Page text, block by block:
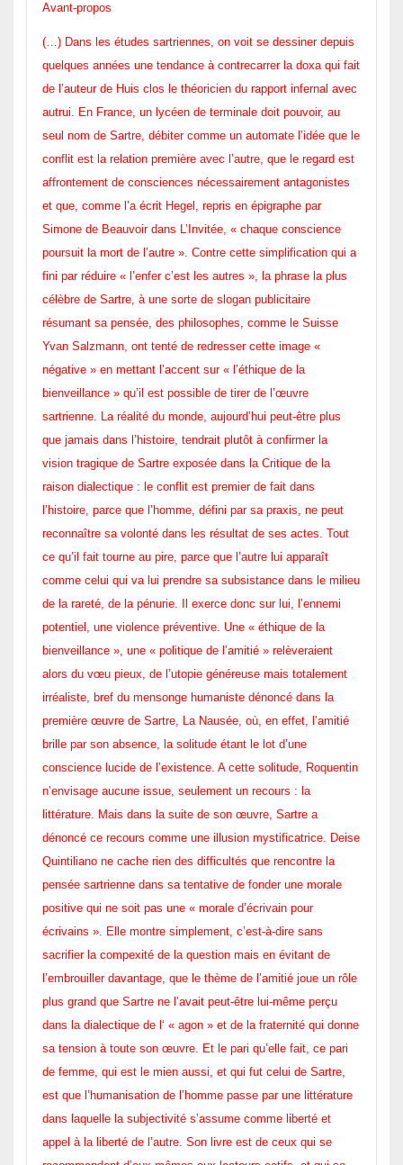
Avant-propos
(…) Dans les études sartriennes, on voit se dessiner depuis
quelques années une tendance à contrecarrer la doxa qui fait
de l’auteur de Huis clos le théoricien du rapport infernal avec
autrui. En France, un lycéen de terminale doit pouvoir, au
seul nom de Sartre, débiter comme un automate l’idée que le
conflit est la relation première avec l’autre, que le regard est
affrontement de consciences nécessairement antagonistes
et que, comme l’a écrit Hegel, repris en épigraphe par
Simone de Beauvoir dans L’Invitée, « chaque conscience
poursuit la mort de l’autre ». Contre cette simplification qui a
fini par réduire « l’enfer c’est les autres », la phrase la plus
célèbre de Sartre, à une sorte de slogan publicitaire
résumant sa pensée, des philosophes, comme le Suisse
Yvan Salzmann, ont tenté de redresser cette image «
négative » en mettant l’accent sur « l’éthique de la
bienveillance » qu’il est possible de tirer de l’œuvre
sartrienne. La réalité du monde, aujourd’hui peut-être plus
que jamais dans l’histoire, tendrait plutôt à confirmer la
vision tragique de Sartre exposée dans la Critique de la
raison dialectique : le conflit est premier de fait dans
l’histoire, parce que l’homme, défini par sa praxis, ne peut
reconnaître sa volonté dans les résultat de ses actes. Tout
ce qu’il fait tourne au pire, parce que l’autre lui apparaît
comme celui qui va lui prendre sa subsistance dans le milieu
de la rareté, de la pénurie. Il exerce donc sur lui, l’ennemi
potentiel, une violence préventive. Une « éthique de la
bienveillance », une « politique de l’amitié » relèveraient
alors du vœu pieux, de l’utopie généreuse mais totalement
irréaliste, bref du mensonge humaniste dénoncé dans la
première œuvre de Sartre, La Nausée, où, en effet, l’amitié
brille par son absence, la solitude étant le lot d’une
conscience lucide de l’existence. A cette solitude, Roquentin
n’envisage aucune issue, seulement un recours : la
littérature. Mais dans la suite de son œuvre, Sartre a
dénoncé ce recours comme une illusion mystificatrice. Deise
Quintiliano ne cache rien des difficultés que rencontre la
pensée sartrienne dans sa tentative de fonder une morale
positive qui ne soit pas une « morale d’écrivain pour
écrivains ». Elle montre simplement, c’est-à-dire sans
sacrifier la compexité de la question mais en évitant de
l’embrouiller davantage, que le thème de l’amitié joue un rôle
plus grand que Sartre ne l’avait peut-être lui-même perçu
dans la dialectique de l‘ « agon » et de la fraternité qui donne
sa tension à toute son œuvre. Et le pari qu’elle fait, ce pari
de femme, qui est le mien aussi, et qui fut celui de Sartre,
est que l’humanisation de l’homme passe par une littérature
dans laquelle la subjectivité s’assume comme liberté et
appel à la liberté de l’autre. Son livre est de ceux qui se